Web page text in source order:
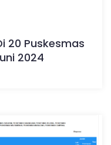
20 Puskesmas
2024